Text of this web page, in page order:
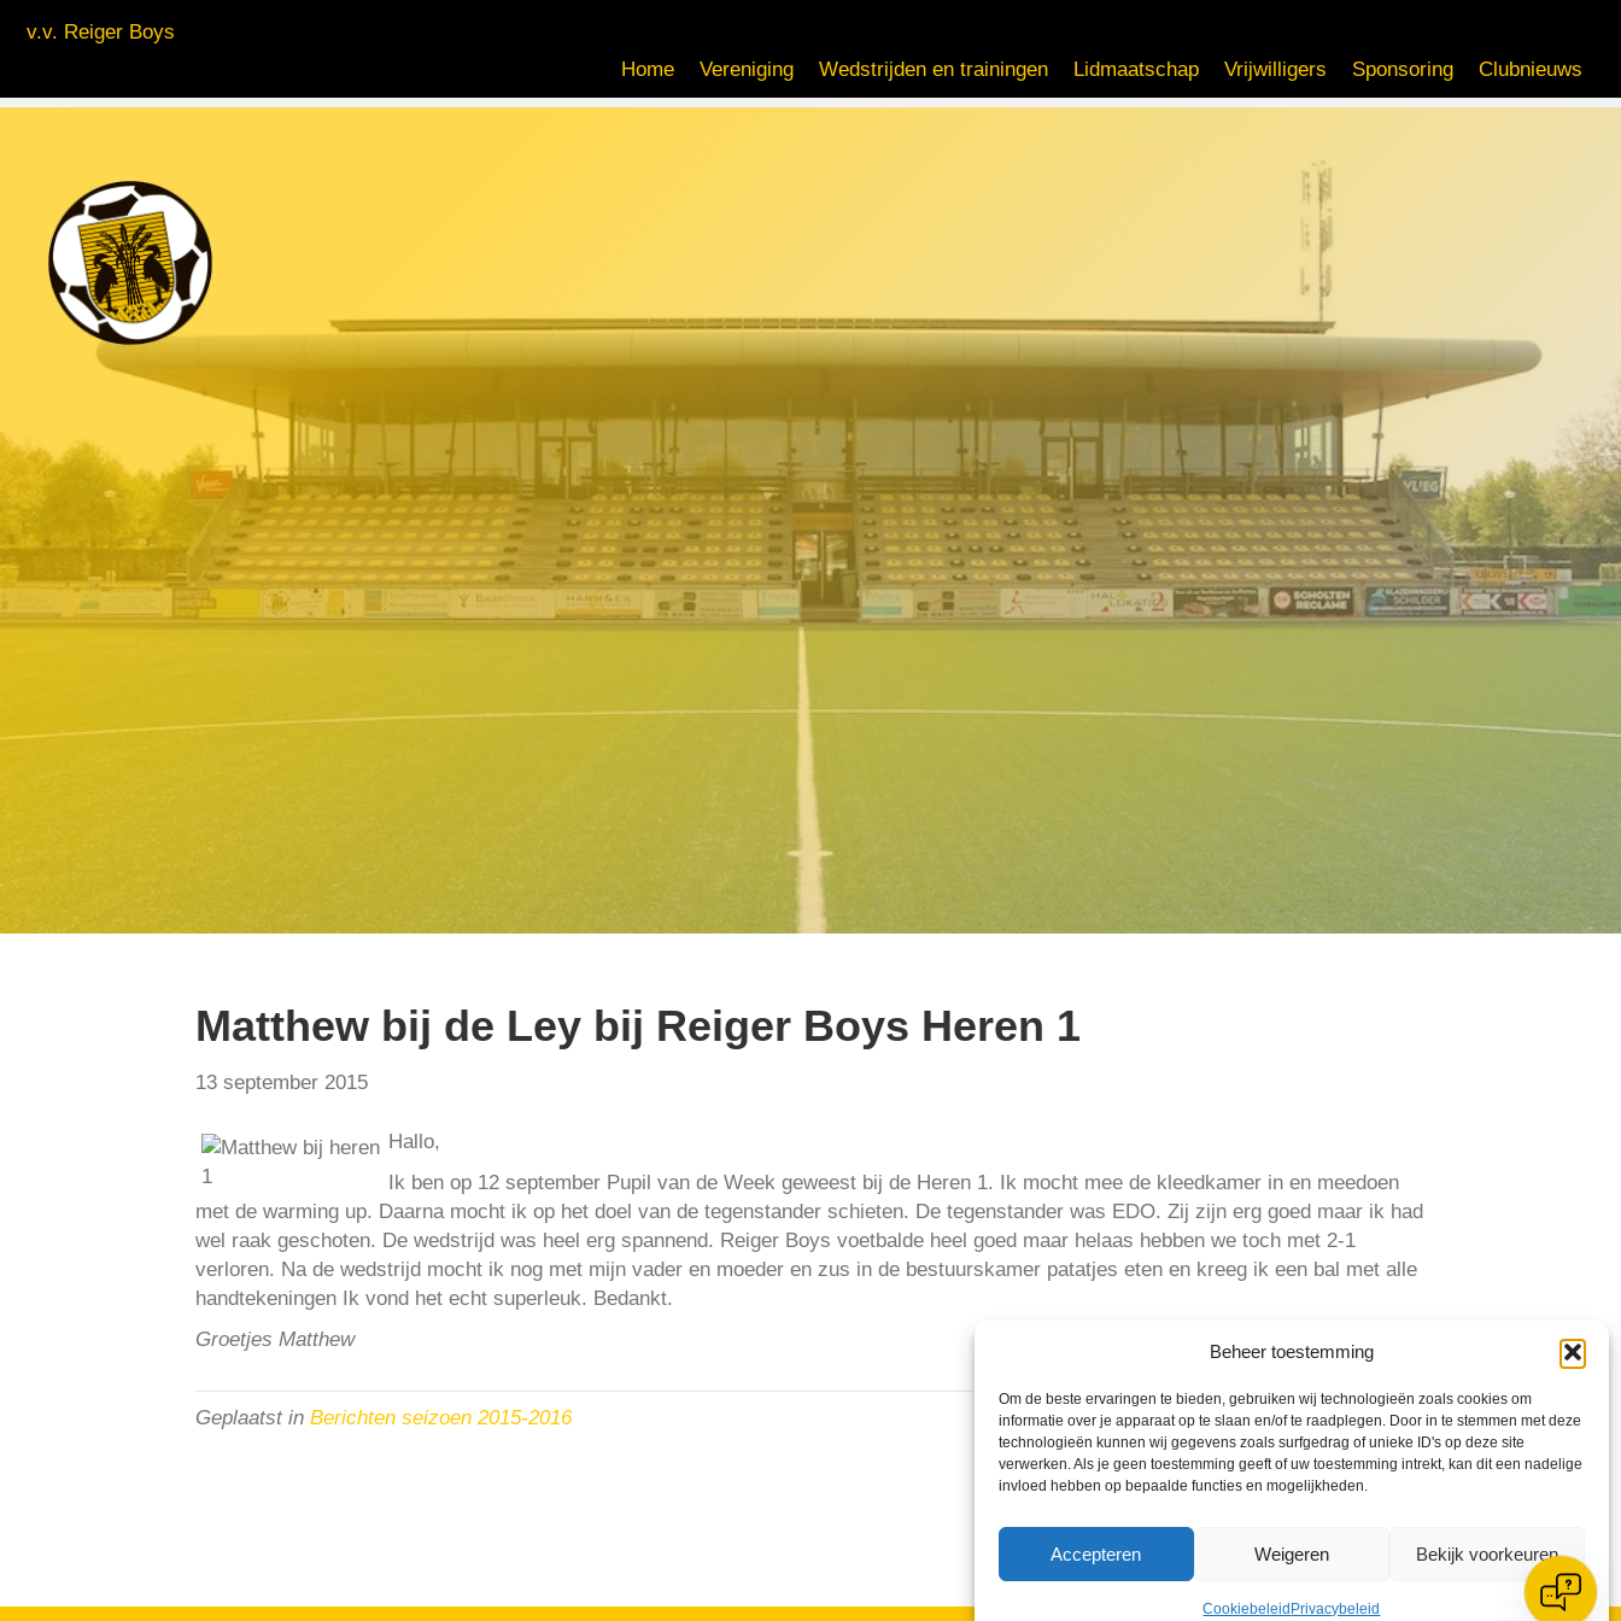
Beheer toestemming
Om de beste ervaringen te bieden, gebruiken wij technologieën zoals cookies om
informatie over je apparaat op te slaan en/of te raadplegen. Door in te stemmen met deze
technologieën kunnen wij gegevens zoals surfgedrag of unieke ID's op deze site
verwerken. Als je geen toestemming geeft of uw toestemming intrekt, kan dit een nadelige
invloed hebben op bepaalde functies en mogelijkheden.
Accepteren Weigeren Bekijk voorkeuren
Cookiebeleid Privacybeleid
v.v. Reiger Boys
Home
Vereniging Wedstrijden en trainingen Lidmaatschap Vrijwilligers Sponsoring Clubnieuws
Matthew bij de Ley bij Reiger Boys Heren 1
13 september 2015
Hallo,
Ik ben op 12 september Pupil van de Week geweest bij de Heren 1. Ik mocht mee de kleedkamer in en meedoen
met de warming up. Daarna mocht ik op het doel van de tegenstander schieten. De tegenstander was EDO. Zij zijn erg goed maar ik had
wel raak geschoten. De wedstrijd was heel erg spannend. Reiger Boys voetbalde heel goed maar helaas hebben we toch met 2-1
verloren. Na de wedstrijd mocht ik nog met mijn vader en moeder en zus in de bestuurskamer patatjes eten en kreeg ik een bal met alle
handtekeningen Ik vond het echt superleuk. Bedankt.
Groetjes Matthew
Geplaatst in Berichten seizoen 2015-2016